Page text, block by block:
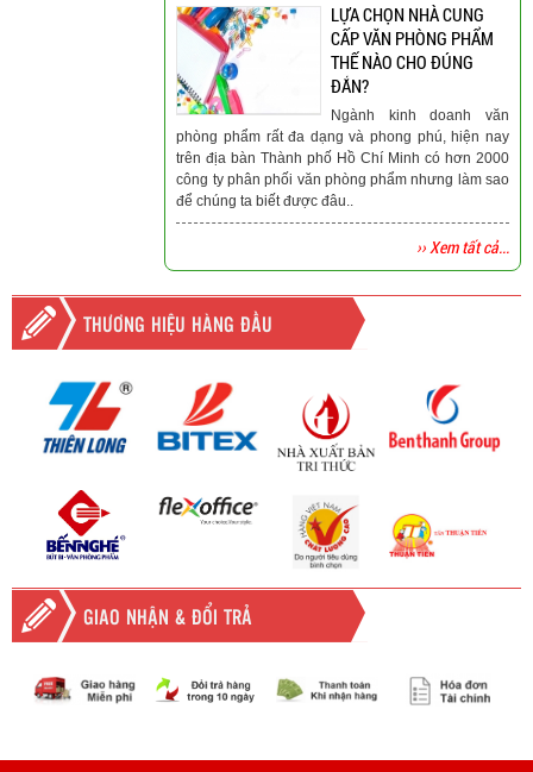
LỰA CHỌN NHÀ CUNG
CẤP VĂN PHÒNG PHẨM
THẾ NÀO CHO ĐÚNG
ĐẮN?
Ngành kinh doanh văn
phòng phẩm rất đa dạng và phong phú, hiện nay
trên địa bàn Thành phố Hồ Chí Minh có hơn 2000
công ty phân phối văn phòng phẩm nhưng làm sao
để chúng ta biết được đâu..
›› Xem tất cả...
THƯƠNG HIỆU HÀNG ĐẦU
GIAO NHẬN & ĐỔI TRẢ